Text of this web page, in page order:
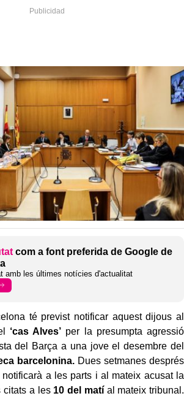
com a font preferida de Google de
amb les últimes notícies d'actualitat
té previst notificar aquest dijous al
‘cas Alves’ per la presumpta agressió
del Barça a una jove el desembre del
barcelonina.Dues setmanes després
a les parts i al mateix acusat la
citats a les 10 del matíal mateix tribunal.